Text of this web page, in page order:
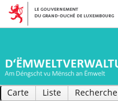
Carte Liste Recherche